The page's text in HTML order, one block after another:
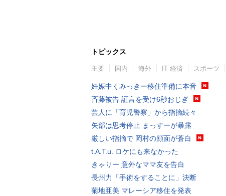
トピックス
主要 国内 海外 IT 経済 スポーツ
妊娠中くみっきー移住準備に本音
斉藤被告 証言を受け6秒おじぎ
芸人に「育児警察」から指摘続々
矢部は思考停止 まっすーが暴露
厳しい指摘で 岡村の顔面が蒼白
t.A.T.u. ロケにも来なかった
きゃりー 意外なママ友を告白
長州力「手術をすることに」決断
菊地亜美 マレーシア移住を発表